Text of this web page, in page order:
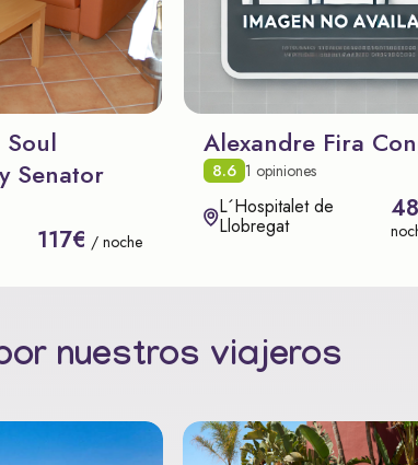
Soul
Senator
117€ / noche
Alexandre Fira
8.6 1 opiniones
L´Hospitalet de
Llobregat
nuestros viajeros